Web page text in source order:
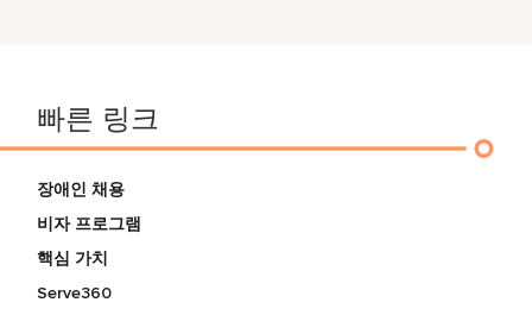
빠른 링크
장애인 채용
비자 프로그램
핵심 가치
Serve360